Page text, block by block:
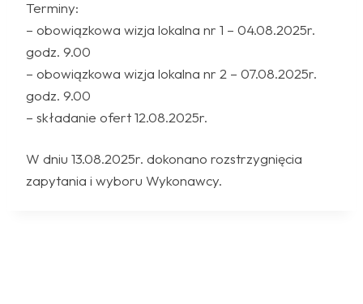
Terminy:
– obowiązkowa wizja lokalna nr 1 – 04.08.2025r.
godz. 9.00
– obowiązkowa wizja lokalna nr 2 – 07.08.2025r.
godz. 9.00
– składanie ofert 12.08.2025r.
W dniu 13.08.2025r. dokonano rozstrzygnięcia
zapytania i wyboru Wykonawcy.